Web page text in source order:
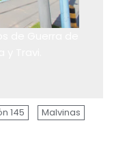
145
Malvinas